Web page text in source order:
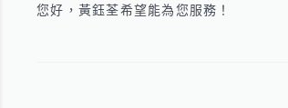
您好， 黃鈺荃希望能為您服務！